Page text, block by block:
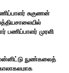
சுகுணன்
பணிப்பாளர் முரளி
நுண்கலைத்